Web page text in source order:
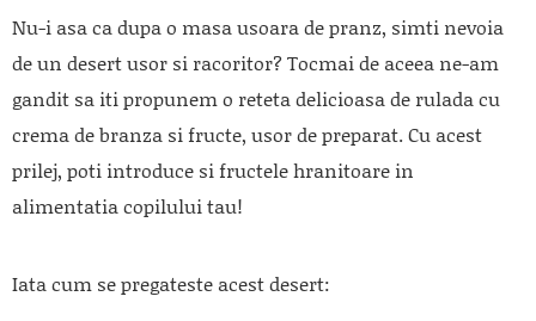
Nu-i asa ca dupa o masa usoara de pranz, simti nevoia
de un desert usor si racoritor? Tocmai de aceea ne-am
gandit sa iti propunem o reteta delicioasa de rulada cu
crema de branza si fructe, usor de preparat. Cu acest
prilej, poti introduce si fructele hranitoare in
alimentatia copilului tau!
Iata cum se pregateste acest desert: